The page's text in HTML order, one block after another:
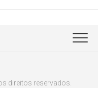
direitos reservados.